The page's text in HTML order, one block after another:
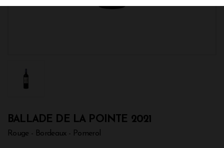
BALLADE DE LA POINTE 2021
Rouge - Bordeaux - Pomerol